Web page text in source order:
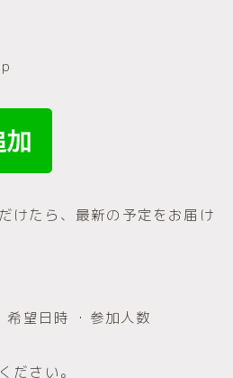
けたら、最新の予定をお届け
希望日時 ・参加人数
ださい。